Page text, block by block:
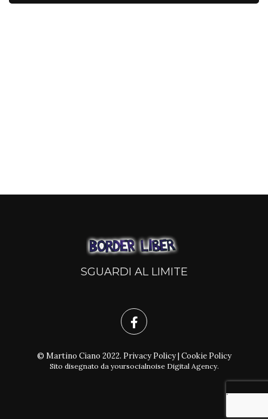
SGUARDI AL LIMITE
© Martino Ciano 2022. Privacy Policy| Cookie Policy
Sito disegnato da yoursocialnoise Digital Agency.